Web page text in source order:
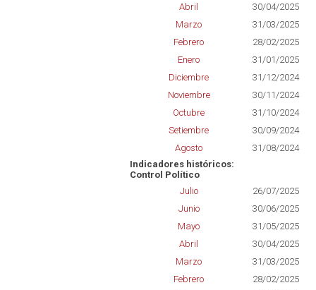
Abril
30/04/2025
Marzo
31/03/2025
Febrero
28/02/2025
Enero
31/01/2025
Diciembre
31/12/2024
Noviembre
30/11/2024
Octubre
31/10/2024
Setiembre
30/09/2024
Agosto
31/08/2024
Indicadores históricos:
Control Político
Julio
26/07/2025
Junio
30/06/2025
Mayo
31/05/2025
Abril
30/04/2025
Marzo
31/03/2025
Febrero
28/02/2025